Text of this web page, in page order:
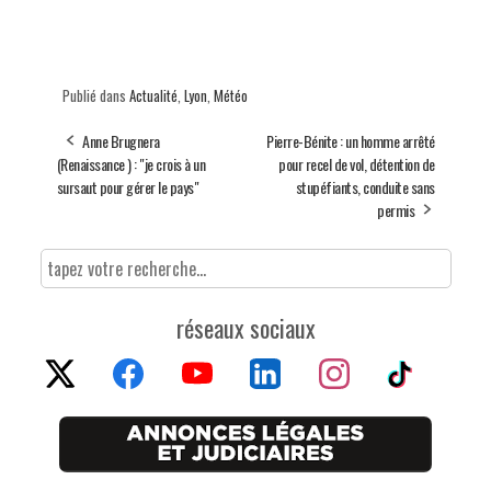
Publié dans Actualité Lyon Météo
Anne Brugnera
(Renaissance ) : "je crois à un
sursaut pour gérer le pays"
Pierre-Bénite : un homme arrêté
pour recel de vol, détention de
stupéfiants, conduite sans
permis
réseaux sociaux